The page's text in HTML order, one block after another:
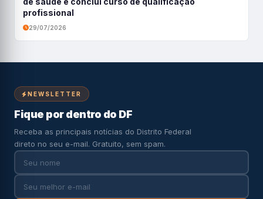
profissional
29/07/2026
NEWSLETTER
Fique por dentro do DF
Receba as principais notícias do Distrito Federal
direto no seu e-mail. Gratuito, sem spam.